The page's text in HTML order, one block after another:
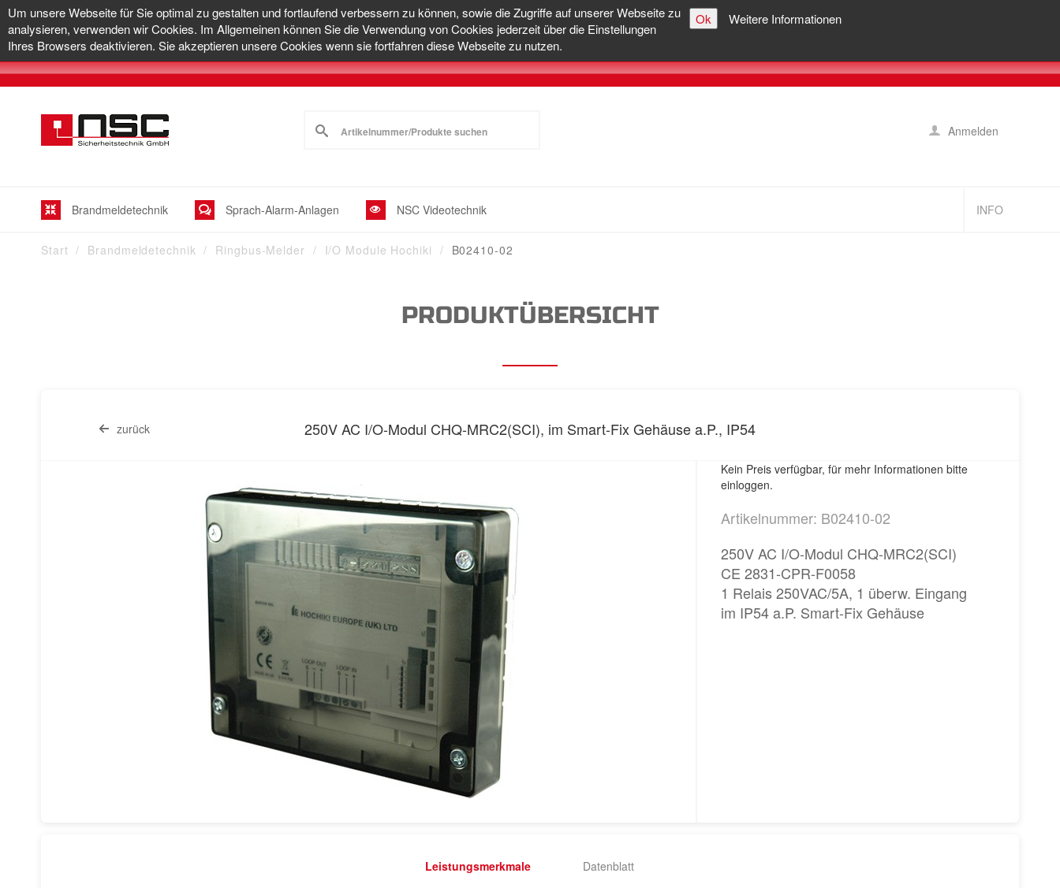
Um unsere Webseite für Sie optimal zu gestalten und fortlaufend verbessern zu können, sowie die Zugriffe auf unserer Webseite zu
analysieren, verwenden wir Cookies. Im Allgemeinen können Sie die Verwendung von Cookies jederzeit über die Einstellungen
Ihres Browsers deaktivieren. Sie akzeptieren unsere Cookies wenn sie fortfahren diese Webseite zu nutzen.
Ok Weitere Informationen
Anmelden
Brandmeldetechnik Sprach-Alarm-Anlagen NSC Videotechnik INFO
Start Brandmeldetechnik Ringbus-Melder I/O Module Hochiki B02410-02
PRODUKTÜBERSICHT
zurück 250V AC I/O-Modul CHQ-MRC2(SCI), im Smart-Fix Gehäuse a.P., IP54
Kein Preis verfügbar, für mehr Informationen bitte
einloggen.
Artikelnummer: B02410-02
250V AC I/O-Modul CHQ-MRC2(SCI)
CE 2831-CPR-F0058
1 Relais 250VAC/5A, 1 überw. Eingang
im IP54 a.P. Smart-Fix Gehäuse
Leistungsmerkmale Datenblatt